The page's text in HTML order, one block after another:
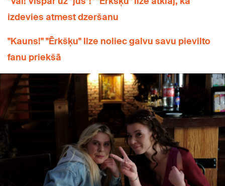
izdevies atmest dzeršanu
"Kauns!" "Ērkšķu" Ilze noliec galvu savu pievilto
fanu priekšā